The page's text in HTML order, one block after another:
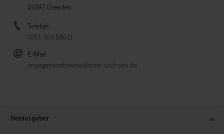
01097 Dresden
Telefon:
0351 564-58611
E-Mail
engagementboerse@sms.sachsen.de
Herausgeber